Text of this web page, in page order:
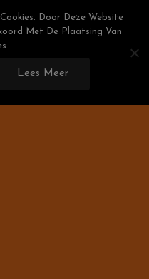
Berekenen!
Door Deze Website
Met De Plaatsing Van
Lees Meer